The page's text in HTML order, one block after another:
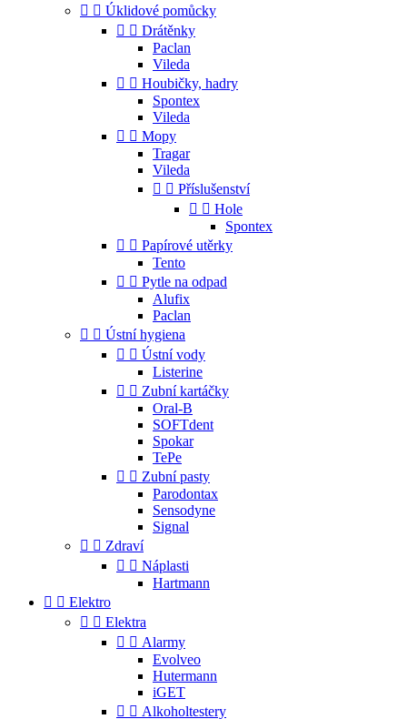
  Úklidové pomůcky
  Drátěnky
Paclan
Vileda
  Houbičky, hadry
Spontex
Vileda
  Mopy
Tragar
Vileda
  Příslušenství
  Hole
Spontex
  Papírové utěrky
Tento
  Pytle na odpad
Alufix
Paclan
  Ústní hygiena
  Ústní vody
Listerine
  Zubní kartáčky
Oral-B
SOFTdent
Spokar
TePe
  Zubní pasty
Parodontax
Sensodyne
Signal
  Zdraví
  Náplasti
Hartmann
  Elektro
  Elektra
  Alarmy
Evolveo
Hutermann
iGET
  Alkoholtestery